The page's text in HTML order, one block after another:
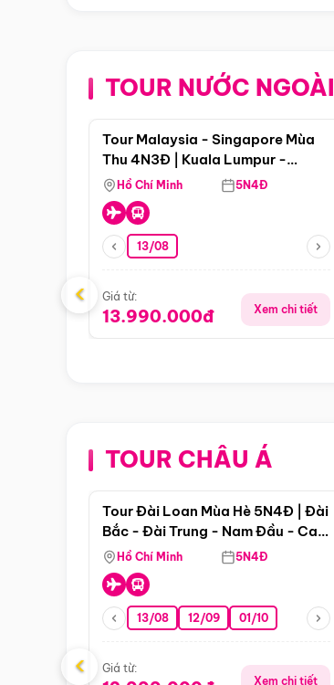
TOUR NƯỚC NGOÀI
Điểm nổi bật
Tour Malaysia - Singapore Mùa
Thu 4N3Đ | Kuala Lumpur -
Malacca - Johor Baru -
Singapore
Hồ Chí Minh 5N4Đ
13/08
Giá từ:
13.990.000đ Xem chi tiết
‹
TOUR CHÂU ÁĐiểm nổi bật
Tour Đài Loan Mùa Hè 5N4Đ | Đài
Bắc - Đài Trung - Nam Đầu - Cao
Hùng ( Bay Vn)
Hồ Chí Minh 5N4Đ
13/08 12/09 01/10
Giá từ:
Xem chi tiết
‹